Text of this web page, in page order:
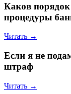
Каков
процедуры
Читать →
Если я не
штраф
Читать →